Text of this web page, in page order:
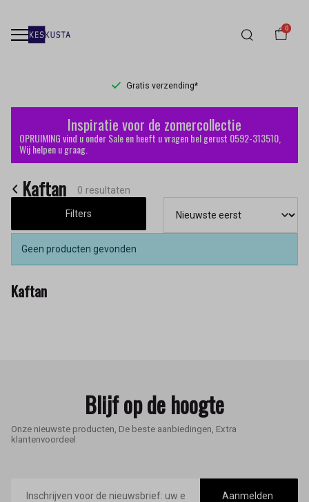
0
Gratis verzending*
Kaftan
Keskusta
Inspiratie voor de zomercollectie
OPRUIMING vind u onder Sale en heeft u vragen bel gerust 0592-313510,
Wij helpen u graag.
Kaftan 0 resultaten
Filters
Geen producten gevonden
Kaftan
Blijf op de hoogte
Onze nieuwste producten, De beste aanbiedingen, Extra
klantenvoordeel
mailadres
Aanmelden